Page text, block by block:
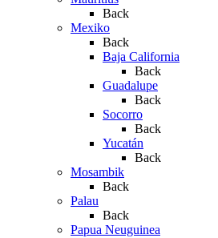
Back
Mexiko
Back
Baja California
Back
Guadalupe
Back
Socorro
Back
Yucatán
Back
Mosambik
Back
Palau
Back
Papua Neuguinea